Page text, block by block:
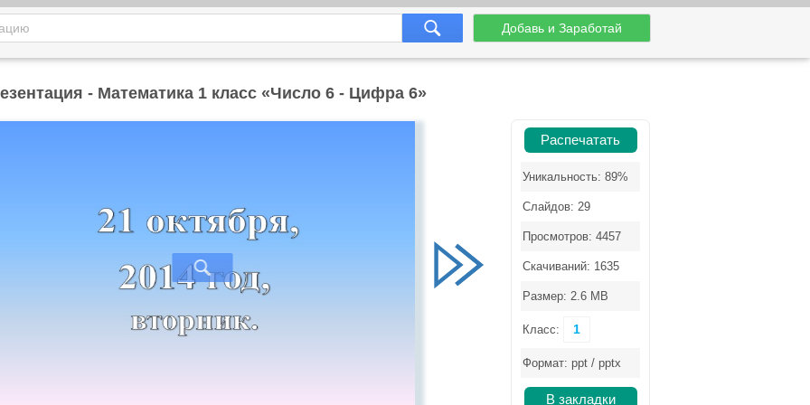
Добавь и Заработай
- Математика 1 класс «Число 6 - Цифра 6»
Распечатать
Уникальность: 89%
Слайдов: 29
Просмотров: 4457
Скачиваний: 1635
Размер: 2.6 MB
Класс: 1
Формат: ppt / pptx
В закладки